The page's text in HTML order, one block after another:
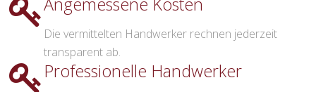
Die vermittelten Handwerker rechnen jederzeit
transparent ab.
Professionelle Handwerker